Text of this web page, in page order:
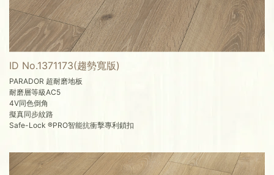
ID No.1371173(趨勢寬版)
PARADOR 超耐磨地板
耐磨層等級AC5
4V同色倒角
擬真同步紋路
Safe-Lock ®PRO智能抗衝擊專利鎖扣